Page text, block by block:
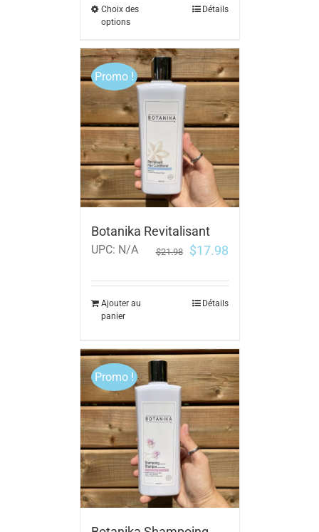
Choix des
options
Détails
Promo !
Botanika Revitalisant
UPC: N/A $21.98 $17.98
Ajouter au
panier
Détails
Promo !